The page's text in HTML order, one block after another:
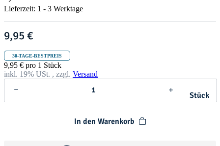
Lieferzeit: 1 - 3 Werktage
9,95 €
30-TAGE-BESTPREIS
9,95 € pro 1 Stück
inkl. 19% USt. , zzgl. Versand
Stück
In den Warenkorb